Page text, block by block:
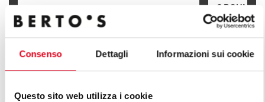
Consenso Dettagli Informazioni sui cookie
Questo sito web utilizza i cookie
2 ROUND PLATE ELECTRIC STOVE
2 ROUND
WITH